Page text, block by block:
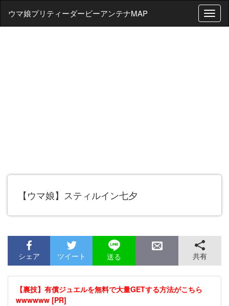
T
o
ウマ娘プリティーダービーアンテナMAP
【ウマ娘】スティルイン七夕
シェア ツイート 送る 共有
【裏技】有償ジュエルを無料で大量GETする方法がこちら
wwwwww [PR]